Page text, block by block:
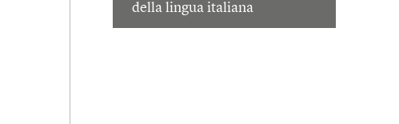
della lingua italiana